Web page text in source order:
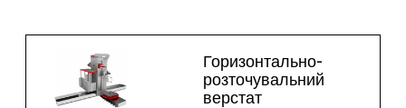
Горизонтально-
розточувальний
верстат